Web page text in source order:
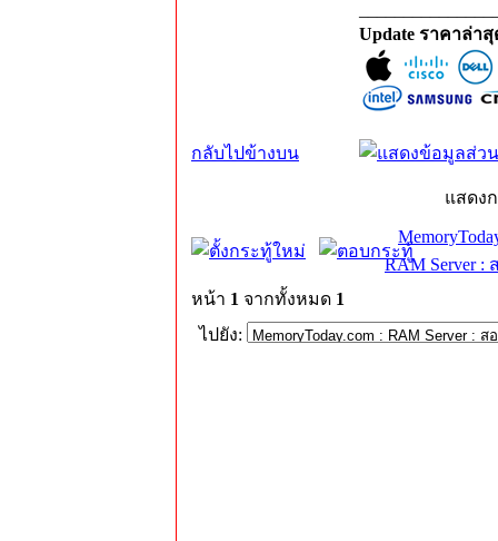
Update ราคาล่า
กลับไปข้างบน
แสดง
RAM Server :
หน้า 1 จากทั้งหมด 1
ไปยัง: